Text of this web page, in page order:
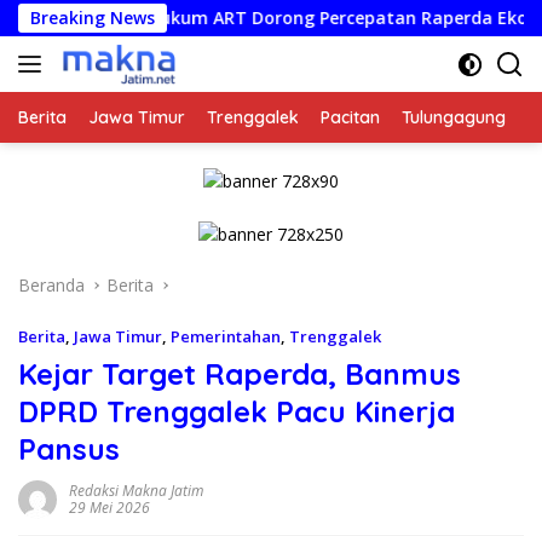
Langsung
ke
konten
Breaking News
Hukum ART Dorong Percepatan Raperda Ekosistem Karst
Berita Jawa Timur Trenggalek Pacitan Tulungagung
Beranda Berita
Berita Jawa Timur Pemerintahan Trenggalek
Kejar Target Raperda, Banmus
DPRD Trenggalek Pacu Kinerja
Pansus
Redaksi Makna Jatim
29 Mei 2026